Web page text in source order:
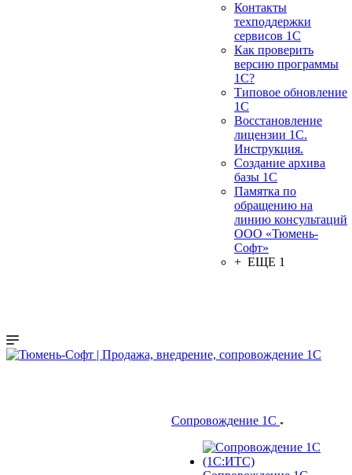
Контакты
техподдержки
сервисов 1С
Как проверить
версию программы
1С?
Типовое обновление
1С
Восстановление
лицензии 1С.
Инструкция.
Создание архива
базы 1С
Памятка по
обращению на
линию консультаций
ООО «Тюмень-
Софт»
+ ЕЩЕ 1
Сопровождение 1С